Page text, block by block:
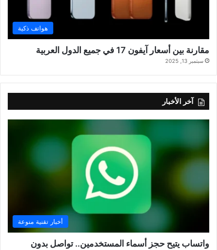
هواتف ذكية
مقارنة بين أسعار آيفون 17 في جميع الدول العربية
سبتمبر 13, 2025
آخر الأخبار
أخبار تقنية منوعة
واتساب يتيح حجز أسماء المستخدمين.. تواصل بدون